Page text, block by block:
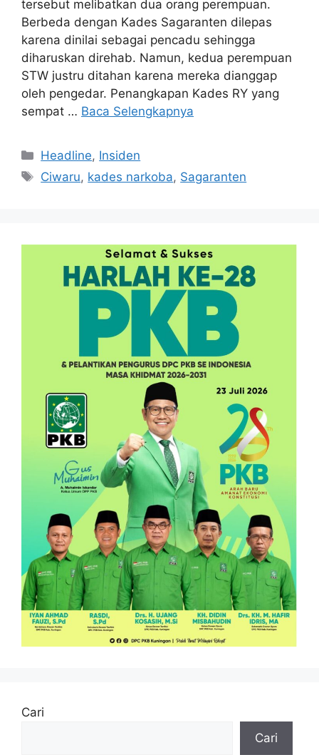
tersebut melibatkan dua orang perempuan.
Berbeda dengan Kades Sagaranten dilepas
karena dinilai sebagai pencadu sehingga
diharuskan direhab. Namun, kedua perempuan
STW justru ditahan karena mereka dianggap
oleh pengedar. Penangkapan Kades RY yang
sempat … Baca Selengkapnya
Kategori
Headline, Insiden
Tag
Ciwaru, kades narkoba, Sagaranten
Cari
Cari